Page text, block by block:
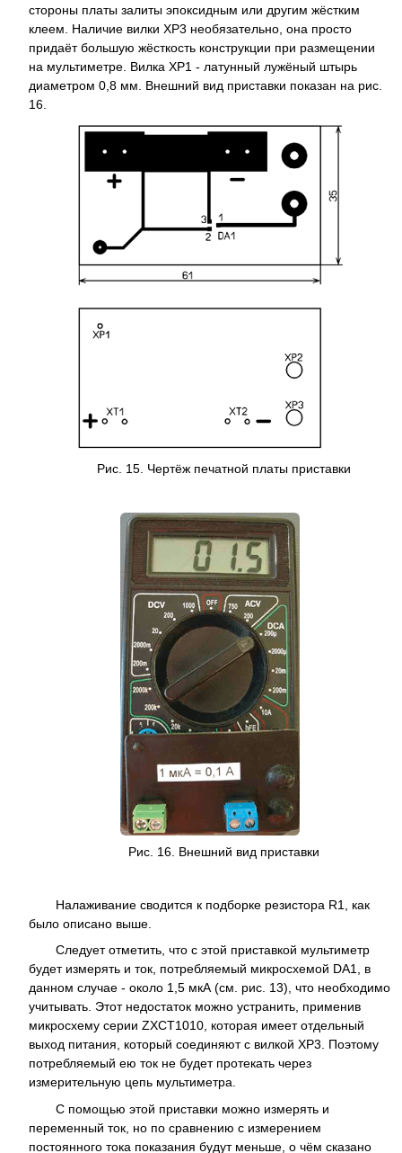
стороны платы залиты эпоксидным или другим жёстким
клеем. Наличие вилки XP3 необязательно, она просто
придаёт большую жёсткость конструкции при размещении
на мультиметре. Вилка ХР1 - латунный лужёный штырь
диаметром 0,8 мм. Внешний вид приставки показан на рис.
16.
Рис. 15. Чертёж печатной платы приставки
Рис. 16. Внешний вид приставки
Налаживание сводится к подборке резистора R1, как
было описано выше.
Следует отметить, что с этой приставкой мультиметр
будет измерять и ток, потребляемый микросхемой DA1, в
данном случае - около 1,5 мкА (см. рис. 13), что необходимо
учитывать. Этот недостаток можно устранить, применив
микросхему серии ZXCT1010, которая имеет отдельный
выход питания, который соединяют с вилкой XP3. Поэтому
потребляемый ею ток не будет протекать через
измерительную цепь мультиметра.
С помощью этой приставки можно измерять и
переменный ток, но по сравнению с измерением
постоянного тока показания будут меньше, о чём сказано